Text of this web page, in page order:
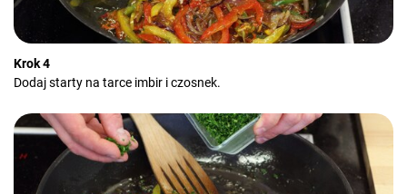
Krok 4
Dodaj starty na tarce imbir i czosnek.